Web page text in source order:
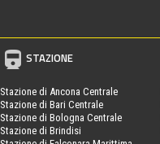
STAZIONE
Stazione di Ancona Centrale
Stazione di Bari Centrale
Stazione di Bologna Centrale
Stazione di Brindisi